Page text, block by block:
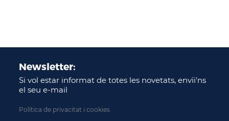
Newsletter:
Si vol estar informat de totes les novetats, envïi'ns
el seu e-mail
Política de privacitat i cookies